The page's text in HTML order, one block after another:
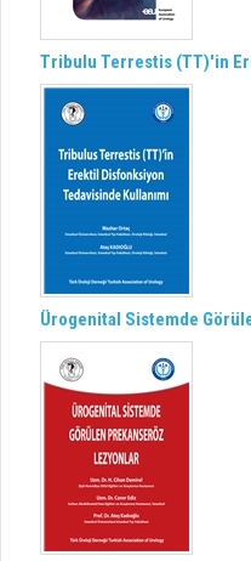
Tribulu Terrestis (TT)'in
Ürogenital Sistemde